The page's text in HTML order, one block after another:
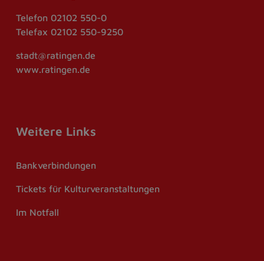
Telefon 02102 550-0
Telefax 02102 550-9250
stadt@ratingen.de
www.ratingen.de
Weitere Links
Bankverbindungen
Tickets für Kulturveranstaltungen
Im Notfall